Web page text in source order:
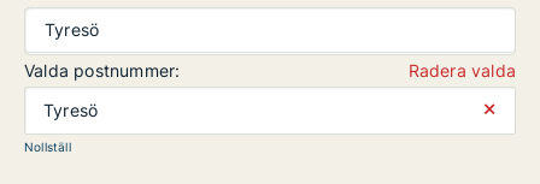
Tyresö
Valda postnummer:
Radera valda
Tyresö
⨯
Nollställ